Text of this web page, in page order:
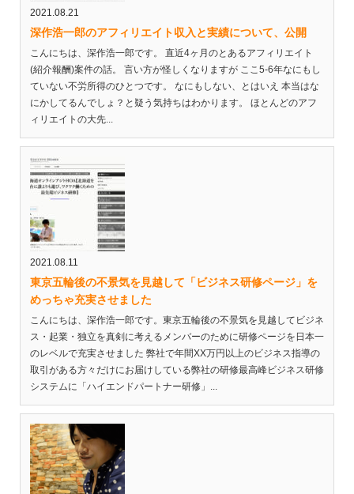
2021.08.21
深作浩一郎のアフィリエイト収入と実績について、公開
こんにちは、深作浩一郎です。 直近4ヶ月のとあるアフィリエイト
(紹介報酬)案件の話。 言い方が怪しくなりますが ここ5-6年なにもし
ていない不労所得のひとつです。 なにもしない、とはいえ 本当はな
にかしてるんでしょ？と疑う気持ちはわかります。 ほとんどのアフ
ィリエイトの大先...
2021.08.11
東京五輪後の不景気を見越して「ビジネス研修ページ」を
めっちゃ充実させました
こんにちは、深作浩一郎です。東京五輪後の不景気を見越してビジネ
ス・起業・独立を真剣に考えるメンバーのために研修ページを日本一
のレベルで充実させました 弊社で年間XX万円以上のビジネス指導の
取引がある方々だけにお届けしている弊社の研修最高峰ビジネス研修
システムに「ハイエンドパートナー研修」...